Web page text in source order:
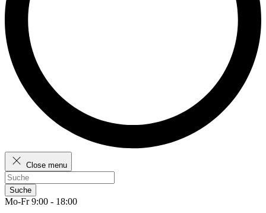
Close menu
Suche
Mo-Fr 9:00 - 18:00